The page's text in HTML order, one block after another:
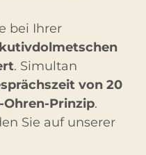
bei Ihrer
. Simultan
von 20
Prinzip.
Sie auf unserer